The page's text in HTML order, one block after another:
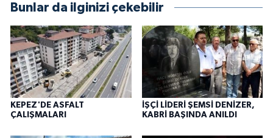
Bunlar da ilginizi çekebilir
KEPEZ'DE ASFALT
ÇALIŞMALARI
İŞÇİ LİDERİ ŞEMSİ DENİZER,
KABRİ BAŞINDA ANILDI